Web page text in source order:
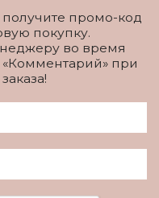
промо-код
покупку.
во время
при